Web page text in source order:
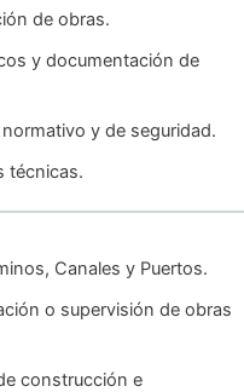
de obras.
y documentación de
y de seguridad.
técnicas.
Canales y Puertos.
o supervisión de obras
construcción e